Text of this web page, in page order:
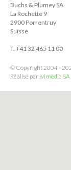
Buchs & Plumey SA
La Rochette 9
2900 Porrentruy
Suisse
T. +41 32 465 11 00
© Copyright 2004 -
Réalisé par Ivimédia SA